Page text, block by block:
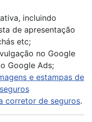
incluindo
de apresentação
etc;
no Google
Google Ads;
e estampas de
corretor de seguros.